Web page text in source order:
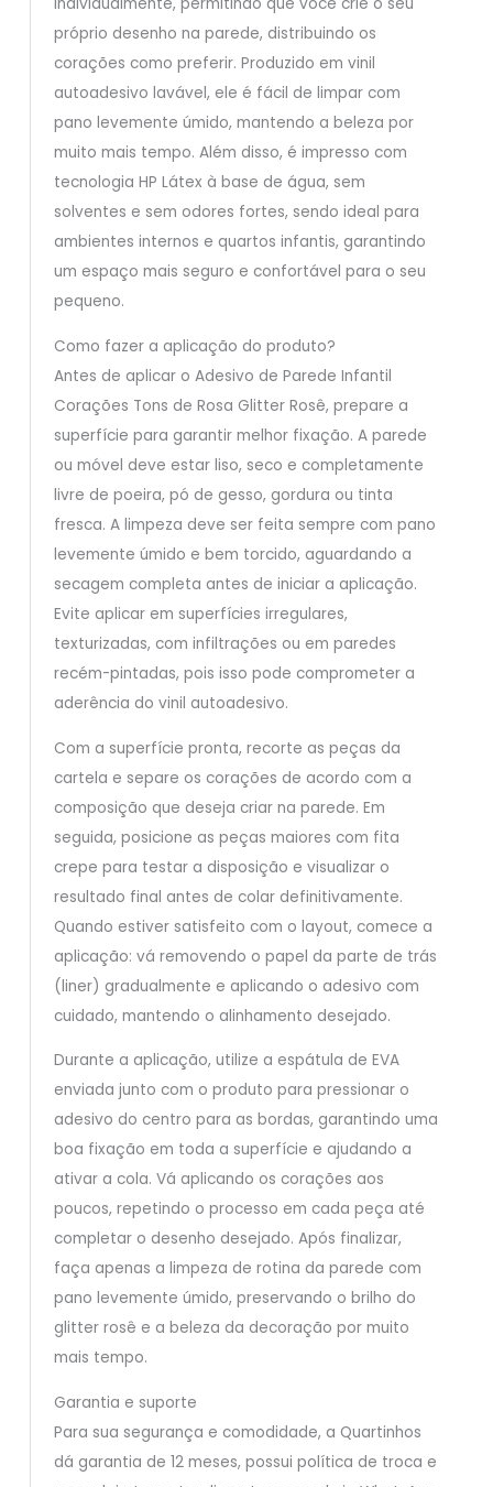
próprio desenho na parede, distribuindo os
corações como preferir. Produzido em vinil
autoadesivo lavável, ele é fácil de limpar com
pano levemente úmido, mantendo a beleza por
muito mais tempo. Além disso, é impresso com
tecnologia HP Látex à base de água, sem
solventes e sem odores fortes, sendo ideal para
ambientes internos e quartos infantis, garantindo
um espaço mais seguro e confortável para o seu
pequeno.
Como fazer a aplicação do produto?
Antes de aplicar o Adesivo de Parede Infantil
Corações Tons de Rosa Glitter Rosê, prepare a
superfície para garantir melhor fixação. A parede
ou móvel deve estar liso, seco e completamente
livre de poeira, pó de gesso, gordura ou tinta
fresca. A limpeza deve ser feita sempre com pano
levemente úmido e bem torcido, aguardando a
secagem completa antes de iniciar a aplicação.
Evite aplicar em superfícies irregulares,
texturizadas, com infiltrações ou em paredes
recém-pintadas, pois isso pode comprometer a
aderência do vinil autoadesivo.
Com a superfície pronta, recorte as peças da
cartela e separe os corações de acordo com a
composição que deseja criar na parede. Em
seguida, posicione as peças maiores com fita
crepe para testar a disposição e visualizar o
resultado final antes de colar definitivamente.
Quando estiver satisfeito com o layout, comece a
aplicação: vá removendo o papel da parte de trás
(liner) gradualmente e aplicando o adesivo com
cuidado, mantendo o alinhamento desejado.
Durante a aplicação, utilize a espátula de EVA
enviada junto com o produto para pressionar o
adesivo do centro para as bordas, garantindo uma
boa fixação em toda a superfície e ajudando a
ativar a cola. Vá aplicando os corações aos
poucos, repetindo o processo em cada peça até
completar o desenho desejado. Após finalizar,
faça apenas a limpeza de rotina da parede com
pano levemente úmido, preservando o brilho do
glitter rosê e a beleza da decoração por muito
mais tempo.
Garantia e suporte
Para sua segurança e comodidade, a Quartinhos
dá garantia de 12 meses, possui política de troca e